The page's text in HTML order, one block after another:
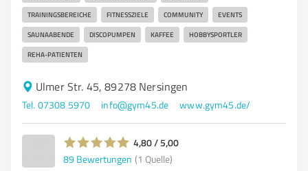
TRAININGSBEREICHE FITNESSZIELE COMMUNITY EVENTS
SAUNAABENDE DISCOPUMPEN KAFFEE HOBBYSPORTLER
REHA-PATIENTEN
Ulmer Str. 45, 89278 Nersingen
Tel. 07308 5970 info@gym45.de www.gym45.de/
4,80 / 5,00
89 Bewertungen (1 Quelle)